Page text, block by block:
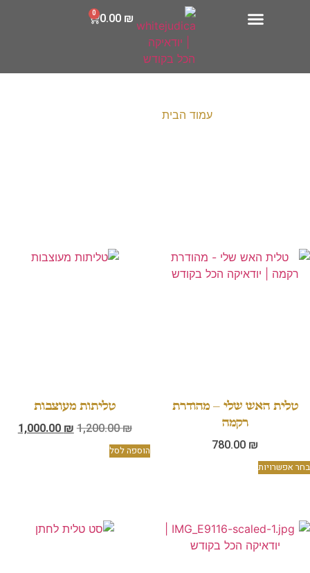
0.00 ₪
0
עמוד הבית
טלית האש שלי – מהודרת
רקמה
780.00 ₪
בחר אפשרויות
טליתות מעוצבות
1,200.00₪
1,000.00₪
הוספה לסל